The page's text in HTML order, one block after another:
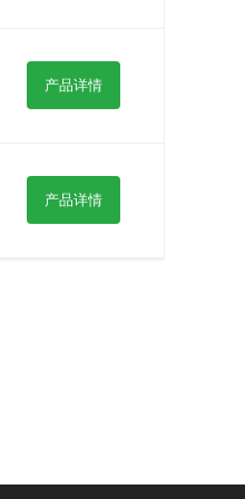
产品详情
产品详情